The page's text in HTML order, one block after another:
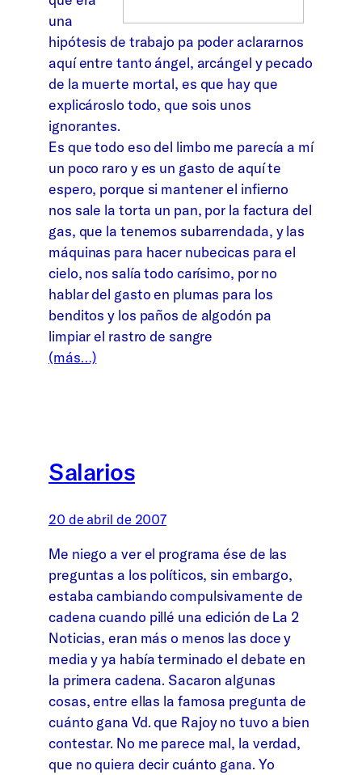
una
hipótesis de trabajo pa poder aclararnos
aquí entre tanto ángel, arcángel y pecado
de la muerte mortal, es que hay que
explicároslo todo, que sois unos
ignorantes.
Es que todo eso del limbo me parecía a mí
un poco raro y es un gasto de aquí te
espero, porque si mantener el infierno
nos sale la torta un pan, por la factura del
gas, que la tenemos subarrendada, y las
máquinas para hacer nubecicas para el
cielo, nos salía todo carísimo, por no
hablar del gasto en plumas para los
benditos y los paños de algodón pa
limpiar el rastro de sangre
(más…)
Salarios
20 de abril de 2007
Me niego a ver el programa ése de las
preguntas a los políticos, sin embargo,
estaba cambiando compulsivamente de
cadena cuando pillé una edición de La 2
Noticias, eran más o menos las doce y
media y ya había terminado el debate en
la primera cadena. Sacaron algunas
cosas, entre ellas la famosa pregunta de
cuánto gana Vd. que Rajoy no tuvo a bien
contestar. No me parece mal, la verdad,
que no quiera decir cuánto gana. Yo